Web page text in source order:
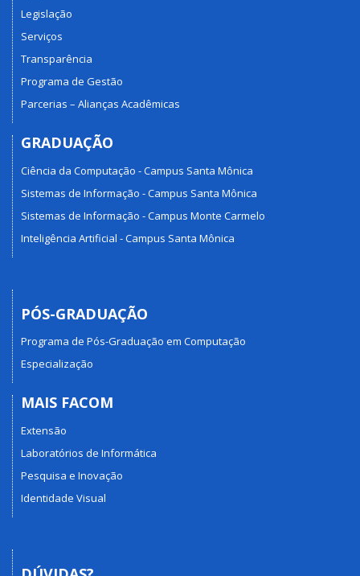
Legislação
Serviços
Transparência
Programa de Gestão
Parcerias – Alianças Acadêmicas
GRADUAÇÃO
Ciência da Computação - Campus Santa Mônica
Sistemas de Informação - Campus Santa Mônica
Sistemas de Informação - Campus Monte Carmelo
Inteligência Artificial - Campus Santa Mônica
PÓS-GRADUAÇÃO
Programa de Pós-Graduação em Computação
Especialização
MAIS FACOM
Extensão
Laboratórios de Informática
Pesquisa e Inovação
Identidade Visual